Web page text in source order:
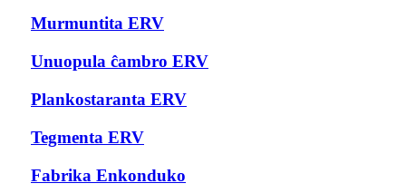
Murmuntita ERV
Unuopula ĉambro ERV
Plankostaranta ERV
Tegmenta ERV
Fabrika Enkonduko